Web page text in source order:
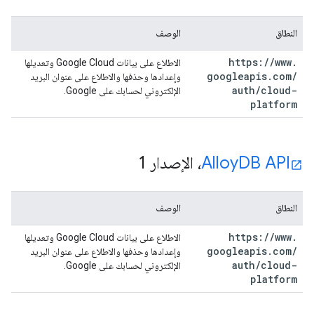
النطاق الوصف
https: //www.
googleapis. com/
auth/cloud-
platform
الاطلاع على بيانات Google Cloud وتعديلها
وإعدادها وحذفها والاطلاع على عنوان البريد
الإلكتروني لحسابك على Google.
AlloyDB API ، الإصدار 1
النطاق الوصف
https: //www.
googleapis. com/
auth/cloud-
platform
الاطلاع على بيانات Google Cloud وتعديلها
وإعدادها وحذفها والاطلاع على عنوان البريد
الإلكتروني لحسابك على Google.